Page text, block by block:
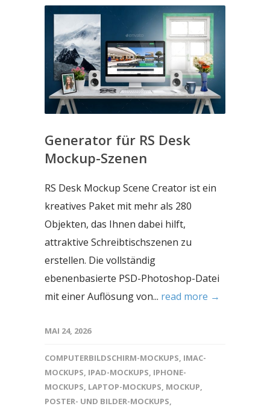
Generator für RS Desk
Mockup-Szenen
RS Desk Mockup Scene Creator ist ein
kreatives Paket mit mehr als 280
Objekten, das Ihnen dabei hilft,
attraktive Schreibtischszenen zu
erstellen. Die vollständig
ebenenbasierte PSD-Photoshop-Datei
mit einer Auflösung von... read more →
MAI 24, 2026
COMPUTERBILDSCHIRM-MOCKUPS, IMAC-
MOCKUPS, IPAD-MOCKUPS, IPHONE-
MOCKUPS, LAPTOP-MOCKUPS, MOCKUP,
POSTER- UND BILDER-MOCKUPS,